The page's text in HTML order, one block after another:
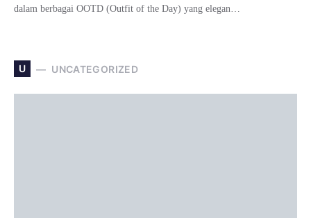
dalam berbagai OOTD (Outfit of the Day) yang elegan…
U UNCATEGORIZED